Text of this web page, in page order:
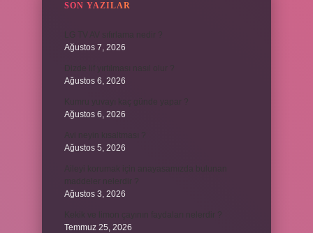
SON YAZILAR
Ağustos 7, 2026
Ağustos 6, 2026
Ağustos 6, 2026
Ağustos 5, 2026
Ağustos 3, 2026
Temmuz 25, 2026